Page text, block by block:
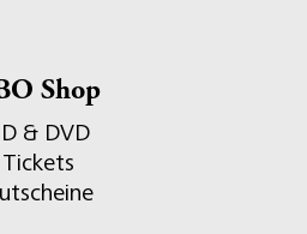
Shop
& DVD
Tickets